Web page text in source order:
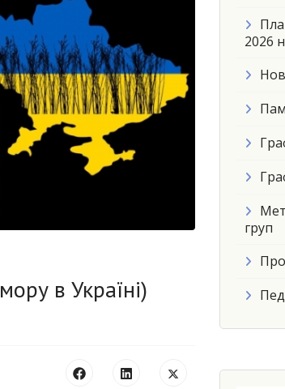
в Україні)
2026
груп